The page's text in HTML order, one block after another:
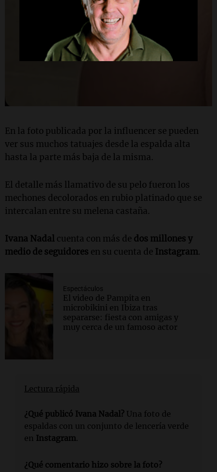
En la foto publicada por la influencer se pueden
ver sus muchos tatuajes desde la espalda alta
hasta la parte más baja de la misma.
El detalle más llamativo de su pelo fueron los
mechones decolorados en rubio platinado que se
intercalan entre su melena castaña.
Ivana Nadal cuenta con más de dos millones y
medio de seguidores en su cuenta de Instagram.
Espectáculos
El video de Pampita en
microbikini en Ibiza tras
separarse: fiesta con amigas y
muy cerca de un famoso actor
Lectura rápida
¿Qué publicó Ivana Nadal? Una foto de
espaldas con un conjunto de lencería verde
en Instagram.
¿Qué comentario hizo sobre la foto?